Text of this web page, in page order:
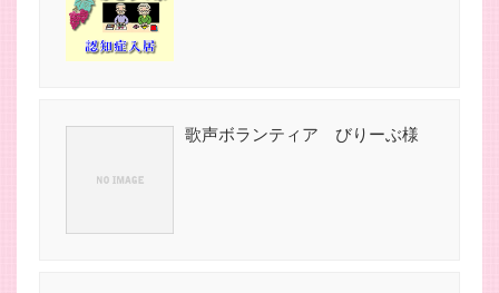
歌声ボランティア びりーぶ様